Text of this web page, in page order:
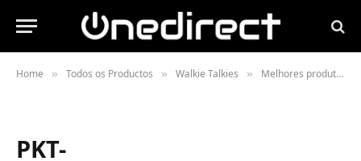
Home » Todos os Productos » Walkie Talkies » Melhores produtos
PKT-